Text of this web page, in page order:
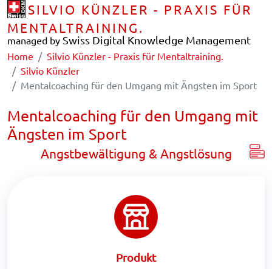
SILVIO KÜNZLER - PRAXIS FÜR
MENTALTRAINING.
managed by Swiss Digital Knowledge Management
Home
Silvio Künzler - Praxis für Mentaltraining.
Silvio Künzler
Mentalcoaching für den Umgang mit Ängsten im Sport
Mentalcoaching für den Umgang mit
Ängsten im Sport
Angstbewältigung & Angstlösung
Produkt